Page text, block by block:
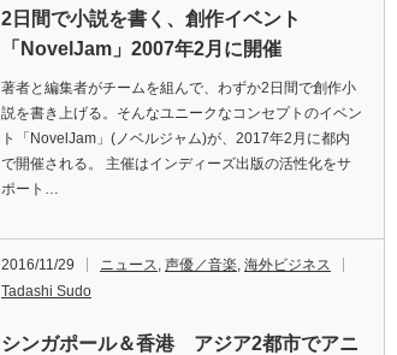
2日間で小説を書く、創作イベント
「NovelJam」2007年2月に開催
著者と編集者がチームを組んで、わずか2日間で創作小
説を書き上げる。そんなユニークなコンセプトのイベン
ト「NovelJam」(ノベルジャム)が、2017年2月に都内
で開催される。 主催はインディーズ出版の活性化をサ
ポート…
2016/11/29 ニュース, 声優／音楽, 海外ビジネス
Tadashi Sudo
シンガポール＆香港 アジア2都市でアニ